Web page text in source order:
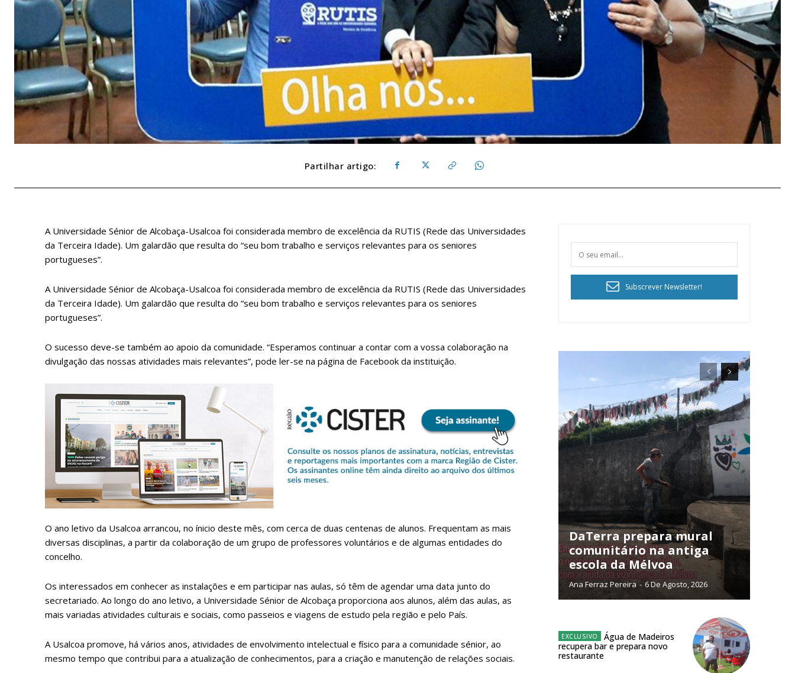
Faça-se assinante do Região de Cister e ajude-nos a manter este serviço público!
Sendo assinante terá acesso a todos os conteúdos exclusivos e versões digitais.
Escolha o plano de assinatura desejado:
ASSINATURA
IMPRESSA
12 meses
Edição em papel entregue à Quinta-feira
Acesso ao conteúdo online
Acesso aos conteúdos Exclusivos para
ASSINATURA
DIGITAL ANUAL
Acesso ao conteúdo online
Acesso aos conteúdos Exclusivos para
assinantes
Ofertas para assinatura anual
Partilhar artigo:
A Universidade Sénior de Alcobaça-Usalcoa foi considerada membro de excelência da RUTIS (Rede das Universidades
da Terceira Idade). Um galardão que resulta do “seu bom trabalho e serviços relevantes para os seniores
portugueses”.
A Universidade Sénior de Alcobaça-Usalcoa foi considerada membro de excelência da RUTIS (Rede das Universidades
da Terceira Idade). Um galardão que resulta do “seu bom trabalho e serviços relevantes para os seniores
portugueses”.
O sucesso deve-se também ao apoio da comunidade. “Esperamos continuar a contar com a vossa colaboração na
divulgação das nossas atividades mais relevantes”, pode ler-se na página de Facebook da instituição.
O ano letivo da Usalcoa arrancou, no ínicio deste mês, com cerca de duas centenas de alunos. Frequentam as mais
diversas disciplinas, a partir da colaboração de um grupo de professores voluntários e de algumas entidades do
concelho.
Os interessados em conhecer as instalações e em participar nas aulas, só têm de agendar uma data junto do
secretariado. Ao longo do ano letivo, a Universidade Sénior de Alcobaça proporciona aos alunos, além das aulas, as
mais variadas atividades culturais e sociais, como passeios e viagens de estudo pela região e pelo País.
A Usalcoa promove, há vários anos, atividades de envolvimento intelectual e físico para a comunidade sénior, ao
mesmo tempo que contribui para a atualização de conhecimentos, para a criação e manutenção de relações sociais.
Subscrever Newsletter!
DaTerra prepara mural
comunitário na antiga
escola da Mélvoa
Ana Ferraz Pereira - 6 De Agosto, 2026
Água de Madeiros
recupera bar e prepara novo
restaurante